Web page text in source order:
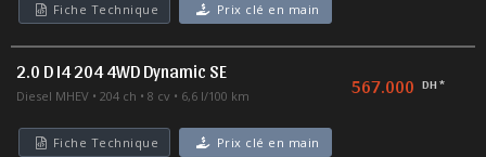
Fiche Technique Prix clé en main
2.0 D I4 204 4WD Dynamic SE
Diesel MHEV 204 ch 8 cv 6,6 l/100 km 567.000 DH *
Fiche Technique Prix clé en main